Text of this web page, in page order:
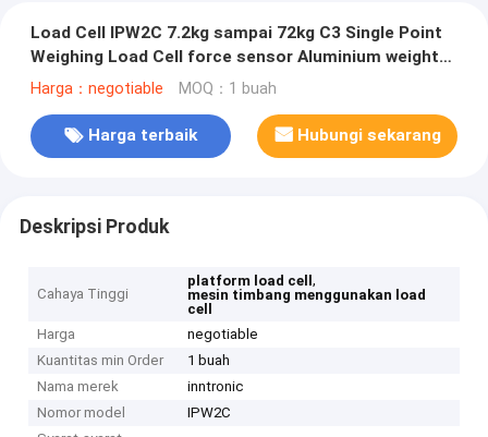
Load Cell IPW2C 7.2kg sampai 72kg C3 Single Point
Weighing Load Cell force sensor Aluminium weight
sensor Untuk Static Weighing 2mv/v
Harga：negotiable MOQ：1 buah
Harga terbaik Hubungi sekarang
Deskripsi Produk
Cahaya Tinggi
platform load cell,
mesin timbang menggunakan load
cell
Harga
negotiable
Kuantitas min Order
1 buah
Nama merek
inntronic
Nomor model
IPW2C